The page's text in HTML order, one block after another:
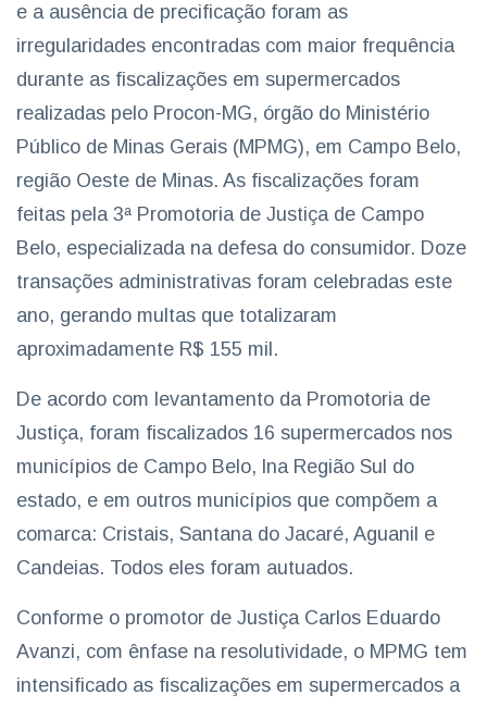
e a ausência de precificação foram as
irregularidades encontradas com maior frequência
durante as fiscalizações em supermercados
realizadas pelo Procon-MG, órgão do Ministério
Público de Minas Gerais (MPMG), em Campo Belo,
região Oeste de Minas. As fiscalizações foram
feitas pela 3ª Promotoria de Justiça de Campo
Belo, especializada na defesa do consumidor. Doze
transações administrativas foram celebradas este
ano, gerando multas que totalizaram
aproximadamente R$ 155 mil.
De acordo com levantamento da Promotoria de
Justiça, foram fiscalizados 16 supermercados nos
municípios de Campo Belo, lna Região Sul do
estado, e em outros municípios que compõem a
comarca: Cristais, Santana do Jacaré, Aguanil e
Candeias. Todos eles foram autuados.
Conforme o promotor de Justiça Carlos Eduardo
Avanzi, com ênfase na resolutividade, o MPMG tem
intensificado as fiscalizações em supermercados a